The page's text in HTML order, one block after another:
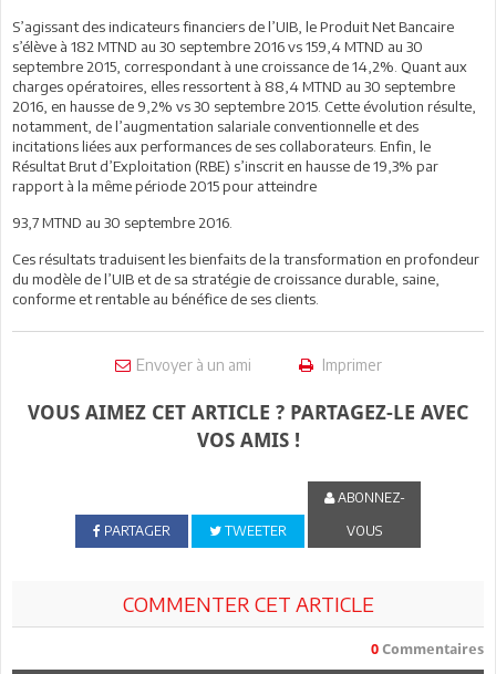
S’agissant des indicateurs financiers de l’UIB, le Produit Net Bancaire
s’élève à 182 MTND au 30 septembre 2016 vs 159,4 MTND au 30
septembre 2015, correspondant à une croissance de14,2%. Quant aux
charges opératoires, elles ressortent à 88,4 MTND au 30 septembre
2016, en hausse de 9,2% vs 30 septembre 2015. Cette évolution résulte,
notamment, de l’augmentation salariale conventionnelle et des
incitations liées aux performances de ses collaborateurs. Enfin, le
Résultat Brut d’Exploitation (RBE) s’inscrit en hausse de19,3% par
rapport à la même période 2015 pour atteindre
93,7 MTND au 30 septembre 2016.
Ces résultats traduisent les bienfaits de la transformation en profondeur
du modèle de l’UIB et de sa stratégie de croissance durable, saine,
conforme et rentable au bénéfice de ses clients.
Envoyer à un ami Imprimer
VOUS AIMEZ CET ARTICLE ? PARTAGEZ-LE AVEC
VOS AMIS !
PARTAGER TWEETER
ABONNEZ-
VOUS
COMMENTER CET ARTICLE
0 Commentaires